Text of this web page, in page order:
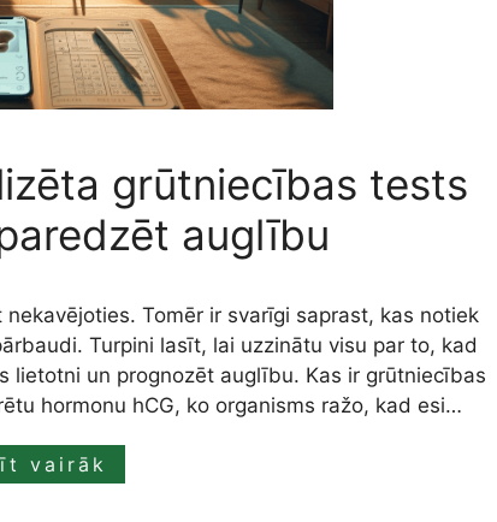
grūtniecības tests
auglību
Tomēr ir svarīgi saprast, kas notiek
Turpini lasīt, lai uzzinātu visu par to, kad
lietotni un prognozēt auglību. Kas ir grūtniecības
hormonu hCG, ko organisms ražo, kad esi…
vairāk